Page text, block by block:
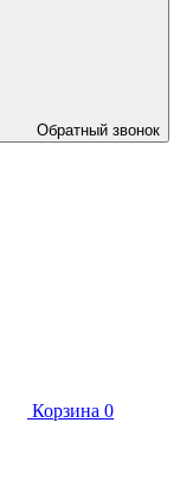
Обратный звонок
Корзина 0